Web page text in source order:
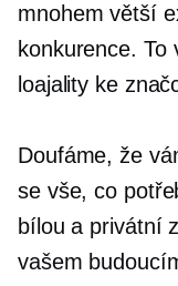
mnohem větší
konkurence. To
loajality ke
Doufáme, že
se vše, co
bílou a privátní
vašem